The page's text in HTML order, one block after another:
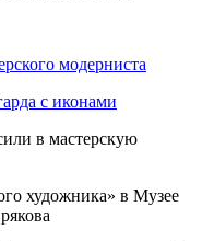
модерниста
с иконами
художника» в Музее